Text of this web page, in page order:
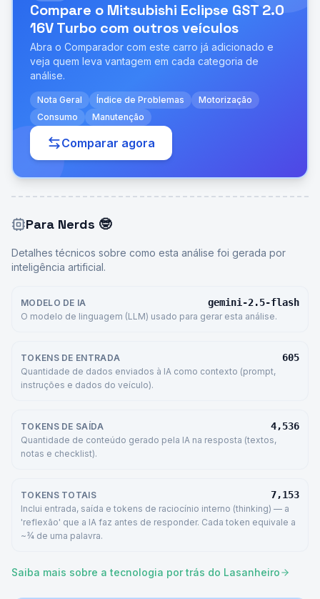
Compare o Mitsubishi Eclipse GST 2.0
16V Turbo com outros veículos
Abra o Comparador com este carro já adicionado e
veja quem leva vantagem em cada categoria de
análise.
Nota Geral Índice de Problemas
Motorização
Consumo
Manutenção
Comparar agora
Para Nerds 🤓
Detalhes técnicos sobre como esta análise foi gerada por
inteligência artificial.
MODELO DE IA gemini-2.5-flash
O modelo de linguagem (LLM) usado para gerar esta análise.
TOKENS DE ENTRADA 605
Quantidade de dados enviados à IA como contexto (prompt,
instruções e dados do veículo).
TOKENS DE SAÍDA 4,536
Quantidade de conteúdo gerado pela IA na resposta (textos,
notas e checklist).
TOKENS TOTAIS 7,153
Inclui entrada, saída e tokens de raciocínio interno (thinking) — a
'reflexão' que a IA faz antes de responder. Cada token equivale a
~¾ de uma palavra.
Saiba mais sobre a tecnologia por trás do Lasanheiro